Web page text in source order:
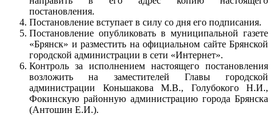
постановления.
Постановление вступает в силу со дня его подписания.
Постановление опубликовать в муниципальной газете
«Брянск» и разместить на официальном сайте Брянской
городской администрации в сети «Интернет».
Контроль за исполнением настоящего постановления
возложить на заместителей Главы городской
администрации Коньшакова М.В., Голубокого Н.И.,
Фокинскую районную администрацию города Брянска
(Антошин Е.И.).